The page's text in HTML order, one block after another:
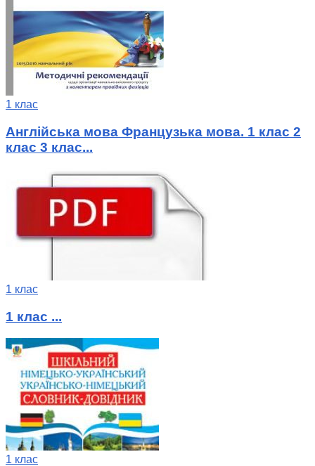
1 клас
Англійська мова Французька мова. 1 клас 2
клас 3 клас...
1 клас
1 клас ...
1 клас